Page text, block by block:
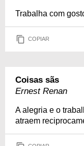
Trabalha com
COPIAR
Coisas sãs
Ernest Renan
A alegria e o
atraem